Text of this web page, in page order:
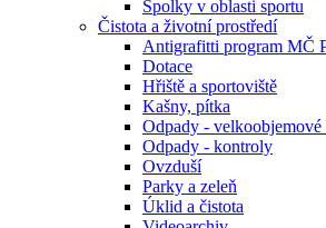
Spolky v oblasti sportu
Čistota a životní prostředí
Antigrafitti program MČ
Dotace
Hřiště a sportoviště
Kašny, pítka
Odpady -
Odpady - kontroly
Ovzduší
Parky a zeleň
Úklid a čistota